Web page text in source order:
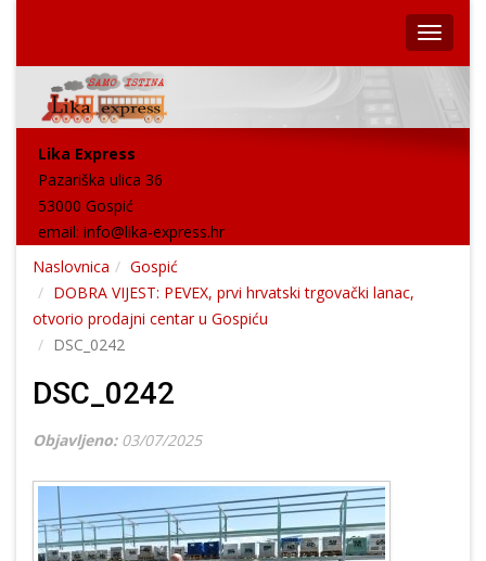
Lika Express
Pazariška ulica 36
53000 Gospić
email: info@lika-express.hr
Naslovnica
Gospić
DOBRA VIJEST: PEVEX, prvi hrvatski trgovački lanac,
otvorio prodajni centar u Gospiću
DSC_0242
DSC_0242
Objavljeno: 03/07/2025